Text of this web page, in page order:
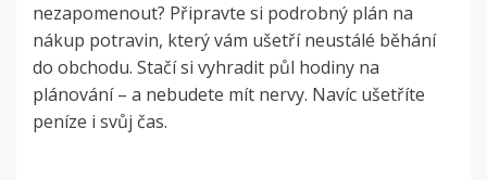
nezapomenout? Připravte si podrobný plán na
nákup potravin, který vám ušetří neustálé běhání
do obchodu. Stačí si vyhradit půl hodiny na
plánování – a nebudete mít nervy. Navíc ušetříte
peníze i svůj čas.